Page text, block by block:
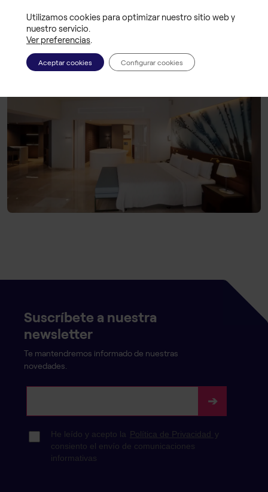
Suscríbete a nuestra
newsletter
Te mantendremos informado de nuestras
novedades.
Utilizamos cookies para optimizar nuestro sitio web y
nuestro servicio.
Ver preferencias
Aceptar cookies Configurar cookies